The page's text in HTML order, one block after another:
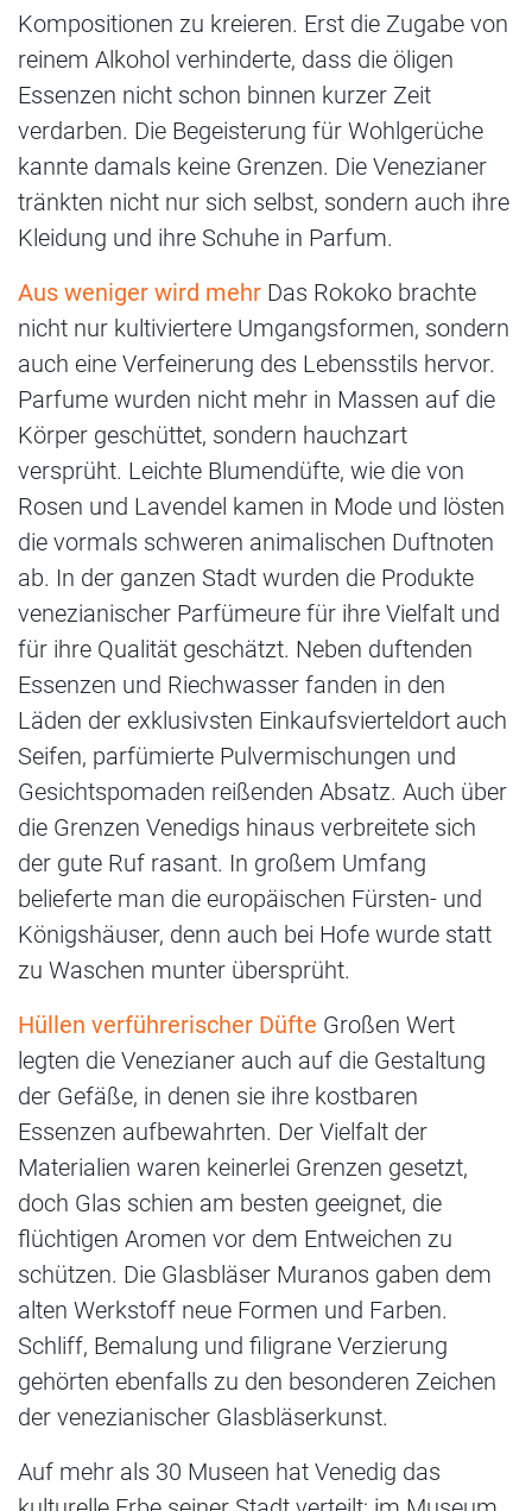
Kompositionen zu kreieren. Erst die Zugabe von
reinem Alkohol verhinderte, dass die öligen
Essenzen nicht schon binnen kurzer Zeit
verdarben. Die Begeisterung für Wohlgerüche
kannte damals keine Grenzen. Die Venezianer
tränkten nicht nur sich selbst, sondern auch ihre
Kleidung und ihre Schuhe in Parfum.
Aus weniger wird mehr Das Rokoko brachte
nicht nur kultiviertere Umgangsformen, sondern
auch eine Verfeinerung des Lebensstils hervor.
Parfume wurden nicht mehr in Massen auf die
Körper geschüttet, sondern hauchzart
versprüht. Leichte Blumendüfte, wie die von
Rosen und Lavendel kamen in Mode und lösten
die vormals schweren animalischen Duftnoten
ab. In der ganzen Stadt wurden die Produkte
venezianischer Parfümeure für ihre Vielfalt und
für ihre Qualität geschätzt. Neben duftenden
Essenzen und Riechwasser fanden in den
Läden der exklusivsten Einkaufsvierteldort auch
Seifen, parfümierte Pulvermischungen und
Gesichtspomaden reißenden Absatz. Auch über
die Grenzen Venedigs hinaus verbreitete sich
der gute Ruf rasant. In großem Umfang
belieferte man die europäischen Fürsten- und
Königshäuser, denn auch bei Hofe wurde statt
zu Waschen munter übersprüht.
Hüllen verführerischer Düfte Großen Wert
legten die Venezianer auch auf die Gestaltung
der Gefäße, in denen sie ihre kostbaren
Essenzen aufbewahrten. Der Vielfalt der
Materialien waren keinerlei Grenzen gesetzt,
doch Glas schien am besten geeignet, die
flüchtigen Aromen vor dem Entweichen zu
schützen. Die Glasbläser Muranos gaben dem
alten Werkstoff neue Formen und Farben.
Schliff, Bemalung und filigrane Verzierung
gehörten ebenfalls zu den besonderen Zeichen
der venezianischer Glasbläserkunst.
Auf mehr als 30 Museen hat Venedig das